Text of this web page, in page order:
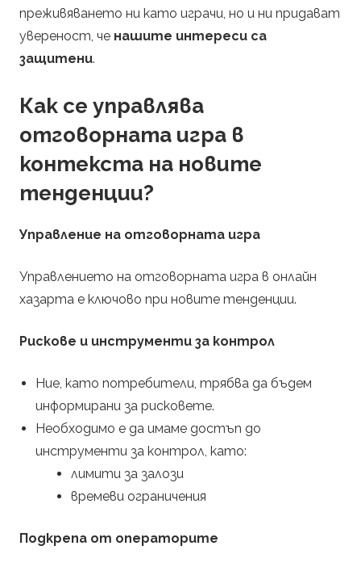
преживяването ни като играчи, но и ни придават
увереност, че нашите интереси са
защитени.
Как се управлява
отговорната игра в
контекста на новите
тенденции?
Управление на отговорната игра
Управлението на отговорната игра в онлайн
хазарта е ключово при новите тенденции.
Рискове и инструменти за контрол
Ние, като потребители, трябва да бъдем
информирани за рисковете.
Необходимо е да имаме достъп до
инструменти за контрол, като:
лимити за залози
времеви ограничения
Подкрепа от операторите